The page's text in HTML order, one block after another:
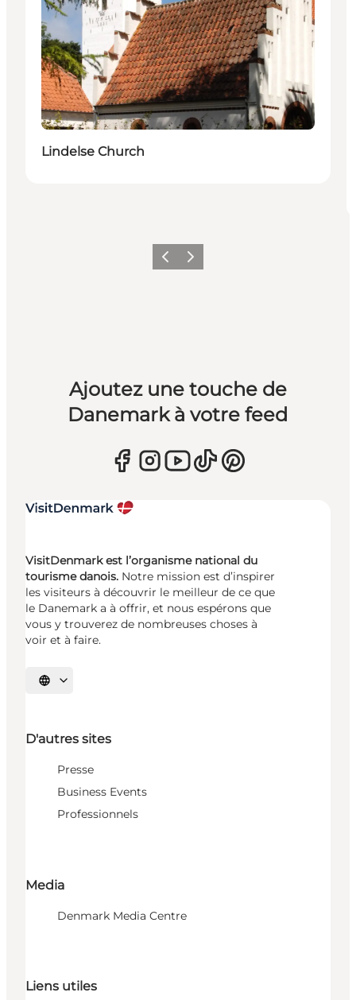
Lindelse Church
PrécédentSuivant
Ajoutez une touche de
Danemark à votre feed
VisitDenmark est l’organisme national du
tourisme danois. Notre mission est d’inspirer
les visiteurs à découvrir le meilleur de ce que
le Danemark a à offrir, et nous espérons que
vous y trouverez de nombreuses choses à
voir et à faire.
Choisissez la langue
D'autres sites
Presse
Business Events
Professionnels
Media
Denmark Media Centre
Liens utiles